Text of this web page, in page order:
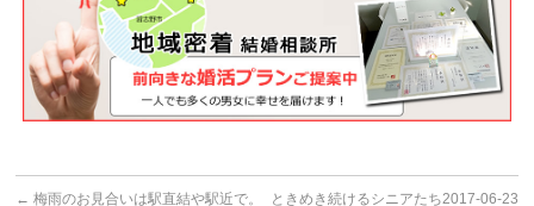
← 梅雨のお見合いは駅直結や駅近で。
ときめき続けるシニアたち2017-06-23